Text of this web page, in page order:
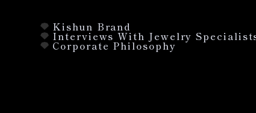
Kishun Brand
Interviews With Jewelry
Corporate Philosophy